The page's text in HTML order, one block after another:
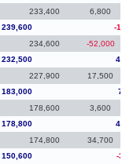
233,400 6,800
239,600
-
234,600 -52,000
232,500
227,900 17,500
183,000
178,600 3,600
178,800
174,800 34,700
150,600 -